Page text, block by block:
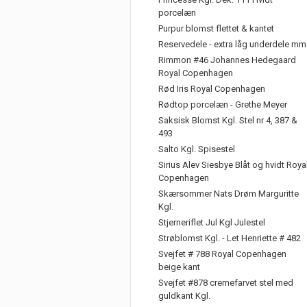
porcelæn
Purpur blomst flettet & kantet
Reservedele - extra låg underdele mm
Rimmon #46 Johannes Hedegaard
Royal Copenhagen
Rød Iris Royal Copenhagen
Rødtop porcelæn - Grethe Meyer
Saksisk Blomst Kgl. Stel nr 4, 387 &
493
Salto Kgl. Spisestel
Sirius Alev Siesbye Blåt og hvidt
Copenhagen
Skærsommer Nats Drøm Marguritte
Kgl.
Stjerneriflet Jul Kgl Julestel
Strøblomst Kgl. - Let Henriette # 482
Svejfet # 788 Royal Copenhagen
beige kant
Svejfet #878 cremefarvet stel med
guldkant Kgl.